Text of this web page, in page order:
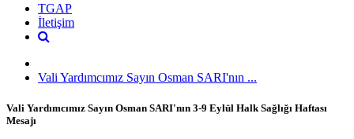
TGAP
İletişim
Vali Yardımcımız Sayın Osman SARI'nın ...
Vali Yardımcımız Sayın Osman SARI'nın 3-9 Eylül Halk Sağlığı Haftası
Mesajı